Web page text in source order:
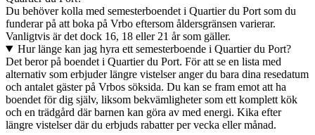
Du behöver kolla med semesterboendet i Quartier du Port som du
funderar på att boka på Vrbo eftersom åldersgränsen varierar.
Vanligtvis är det dock 16, 18 eller 21 år som gäller.
Hur länge kan jag hyra ett semesterboende i Quartier du Port?
Det beror på boendet i Quartier du Port. För att se en lista med
alternativ som erbjuder längre vistelser anger du bara dina resedatum
och antalet gäster på Vrbos söksida. Du kan se fram emot att ha
boendet för dig själv, liksom bekvämligheter som ett komplett kök
och en trädgård där barnen kan göra av med energi. Kika efter
längre vistelser där du erbjuds rabatter per vecka eller månad.